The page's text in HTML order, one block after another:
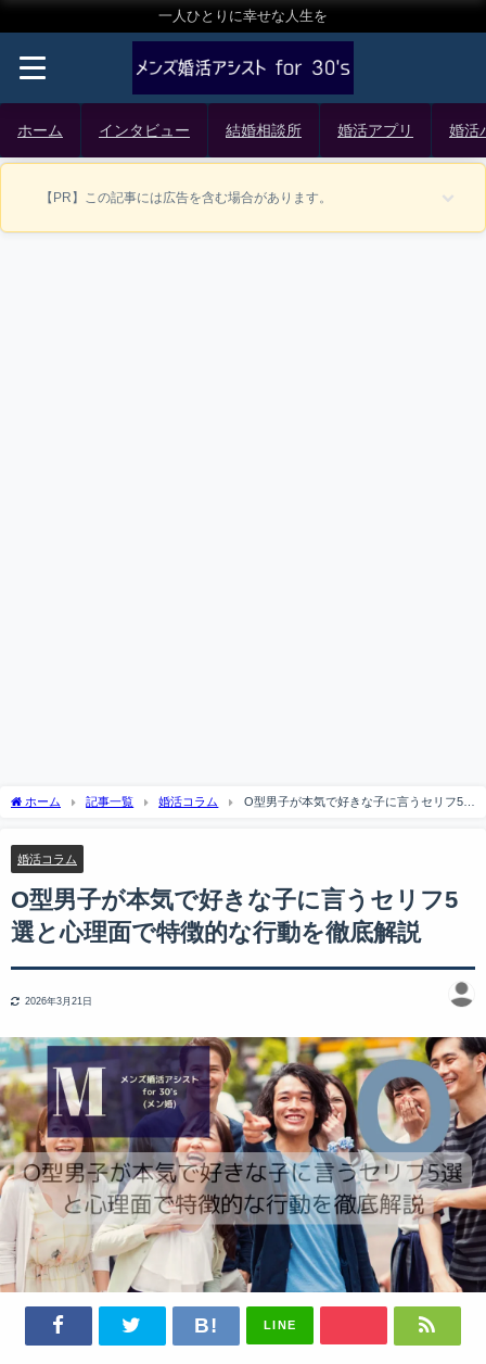
一人ひとりに幸せな人生を
ホーム インタビュー 結婚相談所 婚活アプリ 婚活
【PR】この記事には広告を含む場合があります。
ホーム 記事一覧 婚活コラム
O型男子が本気で好きな子に言うセリフ5選
婚活コラム
O型男子が本気で好きな子に言うセリフ5
選と心理面で特徴的な行動を徹底解説
2026年3月21日
LINE